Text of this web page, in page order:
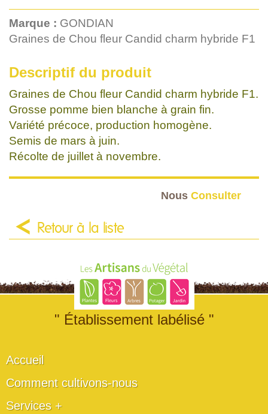
Marque : GONDIAN
Graines de Chou fleur Candid charm hybride F1
Descriptif du produit
Graines de Chou fleur Candid charm hybride F1.
Grosse pomme bien blanche à grain fin.
Variété précoce, production homogène.
Semis de mars à juin.
Récolte de juillet à novembre.
Nous Consulter
Retour à la liste
" Établissement labélisé "
Accueil
Comment cultivons-nous
Services +